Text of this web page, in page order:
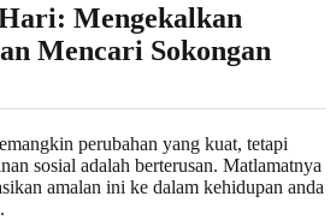
Mengekalkan
Mencari Sokongan
perubahan yang kuat, tetapi
sosial adalah berterusan. Matlamatnya
amalan ini ke dalam kehidupan anda